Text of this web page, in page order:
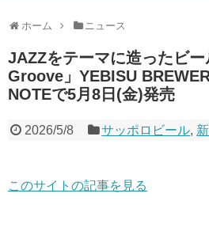
ホーム ニュース
JAZZをテーマに造ったビ
Groove」YEBISU
NOTEで5月8日(金)発売
2026/5/8 サッポロビール,
このサイトの記事を見る